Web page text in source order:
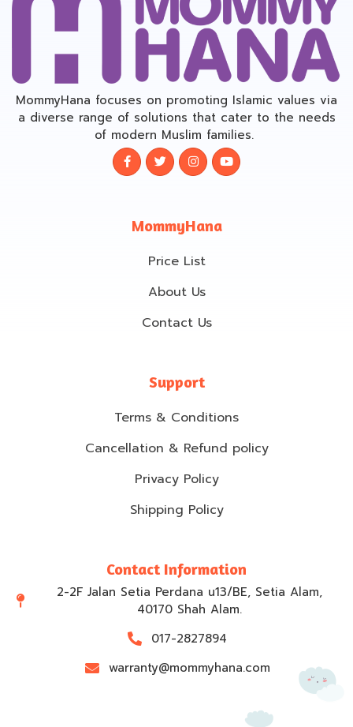
MommyHana focuses on promoting Islamic values via
a diverse range of solutions that cater to the needs
of modern Muslim families.
MommyHana
Price List
About Us
Contact Us
Support
Terms & Conditions
Cancellation & Refund policy
Privacy Policy
Shipping Policy
Contact Information
2-2F Jalan Setia Perdana u13/BE, Setia Alam,
40170 Shah Alam.
017-2827894
warranty@mommyhana.com